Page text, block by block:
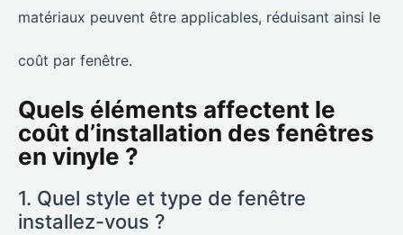
matériaux peuvent être applicables, réduisant ainsi le
coût par fenêtre.
Quels éléments affectent le
coût d’installation des fenêtres
en vinyle ?
1. Quel style et type de fenêtre
installez-vous ?